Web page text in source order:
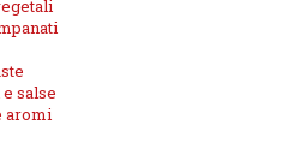
salse
aromi